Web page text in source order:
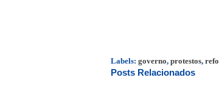
Labels: governo, protestos,
Posts Relacionados